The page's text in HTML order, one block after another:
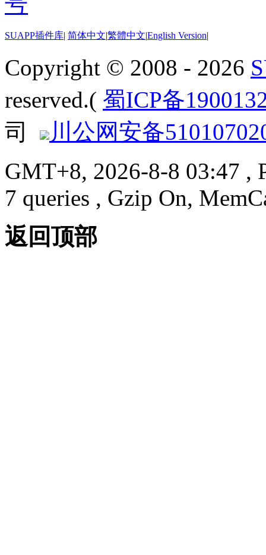
SUAPP插件库| 简体中文|繁體中文|English Version|
Copyright © 2008 - 2026
reserved.( 蜀ICP备
司
川公网安备
GMT+8, 2026-8-8 03:47 ,
7 queries , Gzip On,
返回顶部